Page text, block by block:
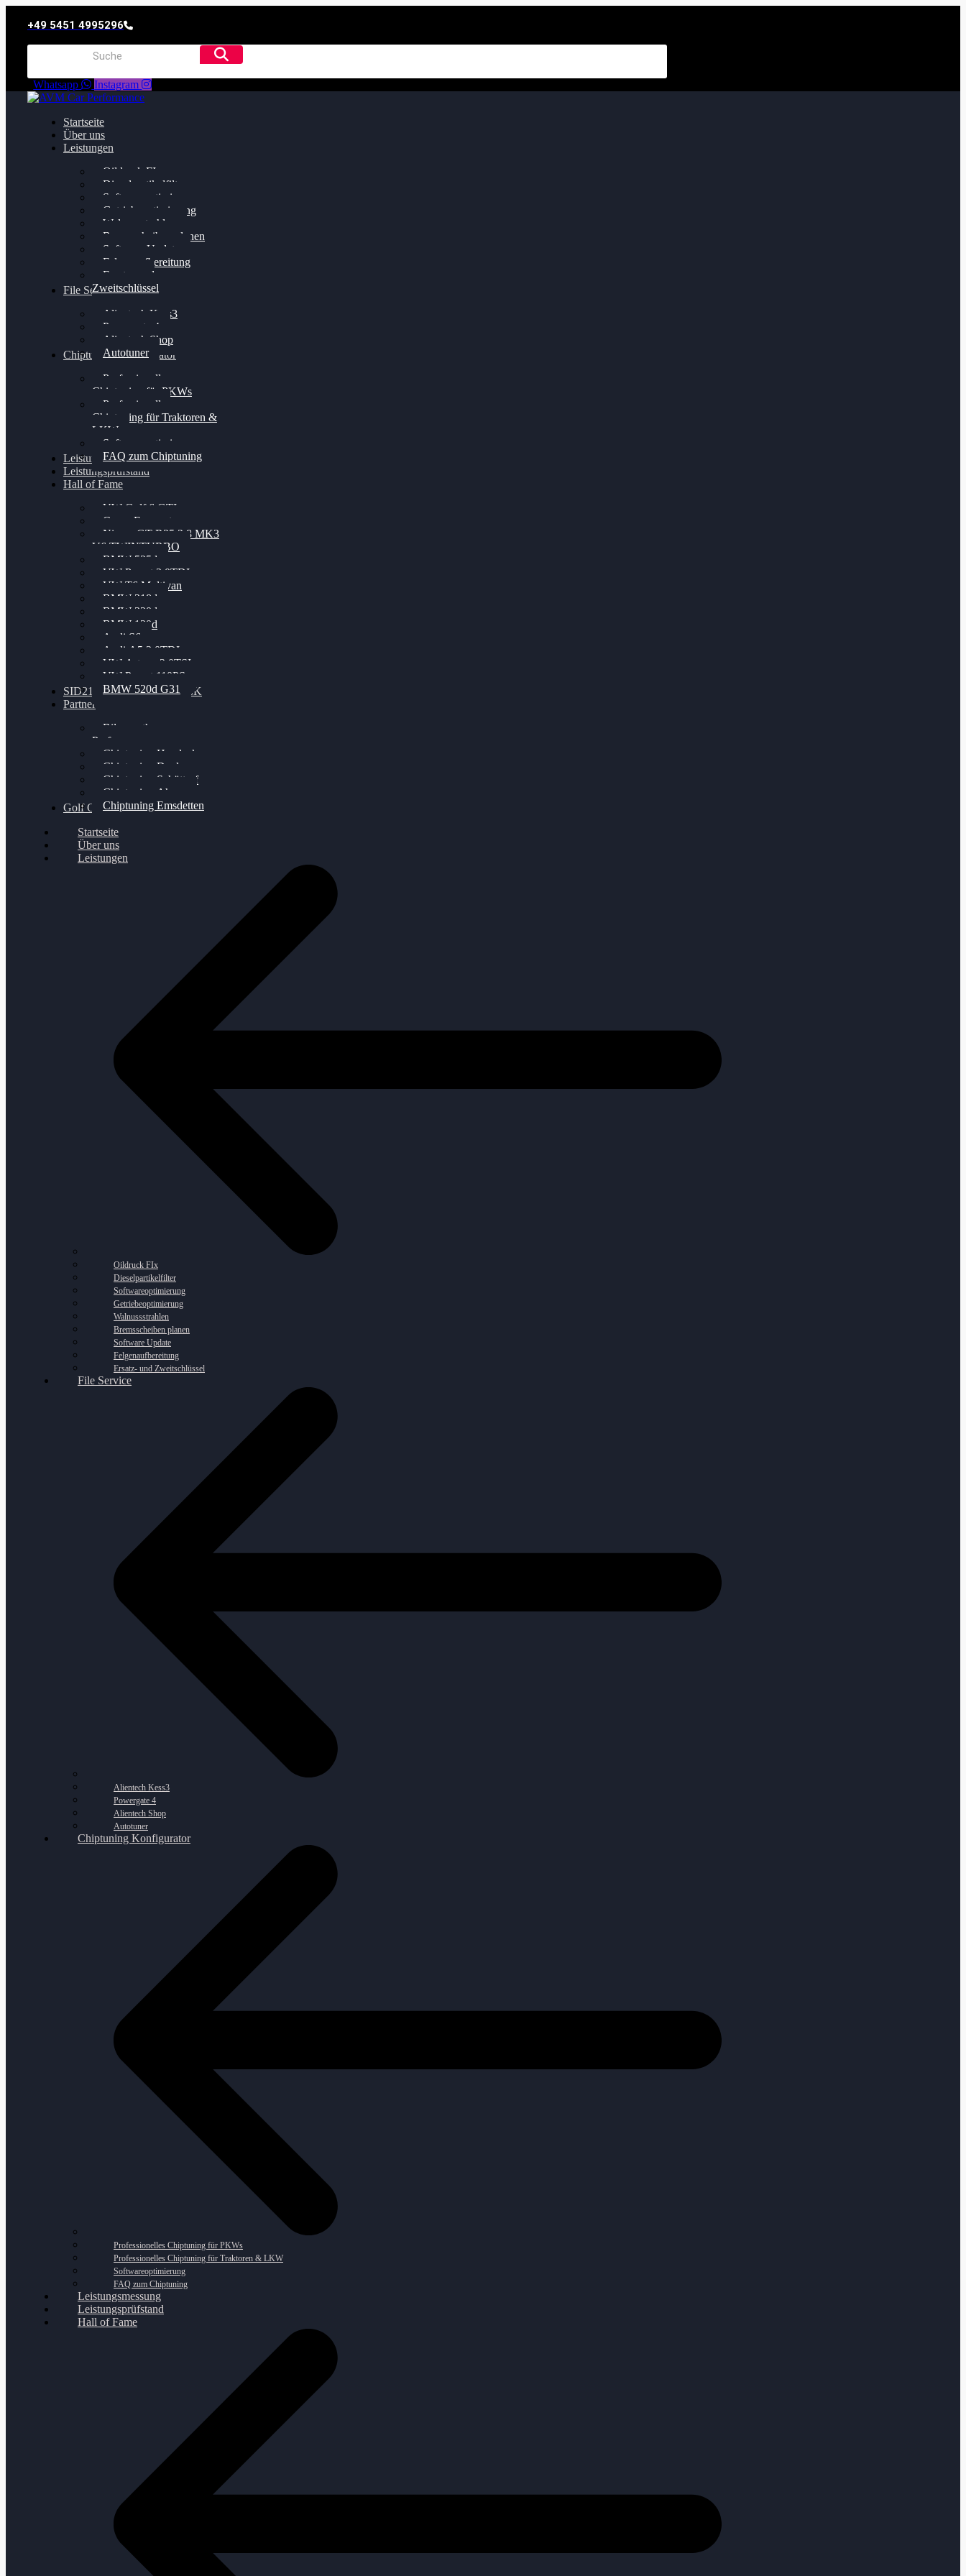
+49 5451 4995296
Whatsapp Instagram
Startseite
Über uns
Leistungen
Oildruck FIx
Dieselpartikelfilter
Softwareoptimierung
Getriebeoptimierung
Walnussstrahlen
Bremsscheiben planen
Software Update
Felgenaufbereitung
Ersatz- und
Zweitschlüssel
File Service
Alientech Kess3
Powergate 4
Alientech Shop
Autotuner
Chiptuning Konfigurator
Professionelles
Chiptuning für PKWs
Professionelles
Chiptuning für Traktoren &
LKW
Softwareoptimierung
FAQ zum Chiptuning
Leistungsmessung
Leistungsprüfstand
Hall of Fame
VW Golf 6 GTI
Cupra Formentor
Nissan GT-R35 3.8 MK3
V6 TWINTURBO
BMW 525d
VW Passat 2.0TDI
VW T6 Multivan
BMW 318d
BMW 320d
BMW 120d
Audi S6
Audi A5 3.0TDI
VW Arteon 2.0TSI
VW Passat 110PS
BMW 520d G31
SID212 / 212EVO UNLOCK
Partner
Bilgenroth
Performance
Chiptuning Herzlacke
Chiptuning Duelmen
Chiptuning Schüttorf
Chiptuning Ahaus
Chiptuning Emsdetten
Golf Gewinnspiel
Startseite
Über uns
Leistungen
Oildruck FIx
Dieselpartikelfilter
Softwareoptimierung
Getriebeoptimierung
Walnussstrahlen
Bremsscheiben planen
Software Update
Felgenaufbereitung
Ersatz- und Zweitschlüssel
File Service
Alientech Kess3
Powergate 4
Alientech Shop
Autotuner
Chiptuning Konfigurator
Professionelles Chiptuning für PKWs
Professionelles Chiptuning für Traktoren & LKW
Softwareoptimierung
FAQ zum Chiptuning
Leistungsmessung
Leistungsprüfstand
Hall of Fame